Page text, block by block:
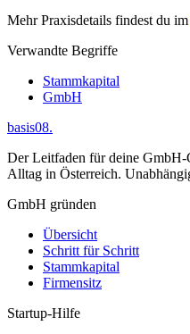
Mehr Praxisdetails findest du im
Verwandte Begriffe
Stammkapital
GmbH
basis08.
Der Leitfaden für deine
Alltag in Österreich.
GmbH gründen
Übersicht
Schritt für Schritt
Stammkapital
Firmensitz
Startup-Hilfe